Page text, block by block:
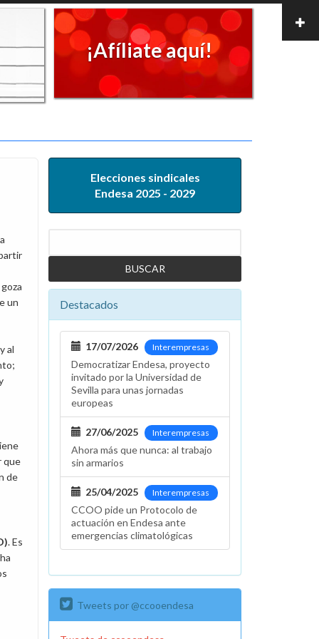
¡Afíliate aquí!
un
al
que
de
. Es
Elecciones sindicales
Endesa 2025 - 2029
Destacados
Interempresas
17/07/2026
Democratizar Endesa, proyecto
invitado por la Universidad de
Sevilla para unas jornadas
europeas
Interempresas
27/06/2025
Ahora más que nunca: al trabajo
sin armarios
Interempresas
25/04/2025
CCOO pide un Protocolo de
actuación en Endesa ante
emergencias climatológicas
Tweets por @ccooendesa